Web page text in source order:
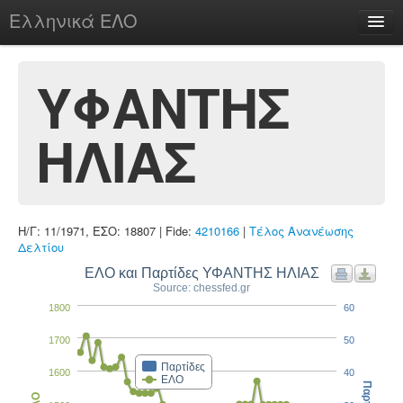
Ελληνικά ΕΛΟ
chesstu.be @ discord
Login
ΥΦΑΝΤΗΣ
ΗΛΙΑΣ
Η/Γ: 11/1971, ΕΣΟ: 18807 | Fide: 4210166 | Τέλος Ανανέωσης
Δελτίου
ΕΛΟ και Παρτίδες ΥΦΑΝΤΗΣ ΗΛΙΑΣ
Source: chessfed.gr
Παρτίδες
ΕΛΟ
1600
1700
1800
40
50
60